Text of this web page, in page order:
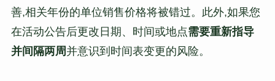
善,相关年份的单位销售价格将被错过。此外,如果您
在活动公告后更改日期、时间或地点需要重新指导
并间隔两周 并意识到时间表变更的风险。